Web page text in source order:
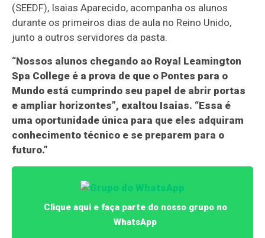
(SEEDF), Isaias Aparecido, acompanha os alunos
durante os primeiros dias de aula no Reino Unido,
junto a outros servidores da pasta.
“Nossos alunos chegando ao Royal Leamington
Spa College é a prova de que o Pontes para o
Mundo está cumprindo seu papel de abrir portas
e ampliar horizontes”, exaltou Isaias. “Essa é
uma oportunidade única para que eles adquiram
conhecimento técnico e se preparem para o
futuro.”
Clique aqui e faça parte do nosso grupo no
WhatsApp